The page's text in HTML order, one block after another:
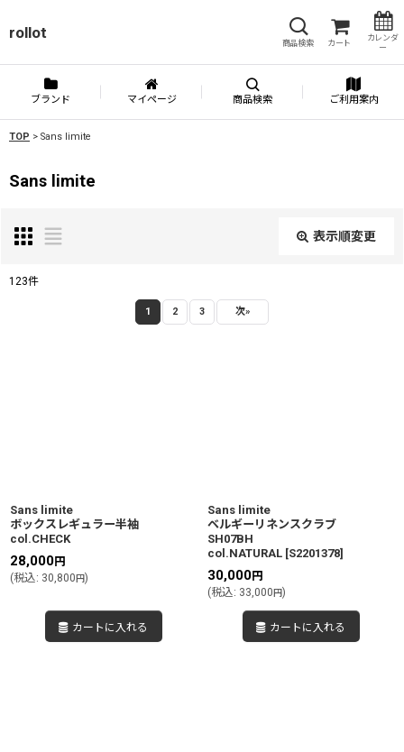
rollot
商品検索 カート
カレンダ
ー
ブランド マイページ 商品検索 ご利用案内
TOP > Sans limite
Sans limite
表示順変更
123件
1 2 3 次»
Sans limite
ボックスレギュラー半袖
col.CHECK
28,000円
(税込: 30,800円)
カートに入れる
Sans limite
ベルギーリネンスクラブ
SH07BH
col.NATURAL [S2201378]
30,000円
(税込: 33,000円)
カートに入れる